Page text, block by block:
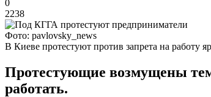
0
2238
Фото: pavlovsky_news
В Киеве протестуют против запрета на работу
Протестующие возмущены
работать.